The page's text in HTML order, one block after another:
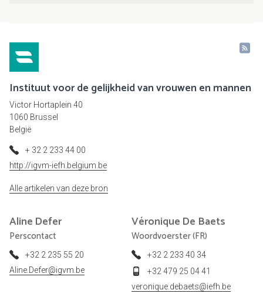
Instituut voor de gelijkheid van vrouwen en mannen
Victor Hortaplein 40
1060 Brussel
België
+ 32 2 233 44 00
http://igvm-iefh.belgium.be
Alle artikelen van deze bron
Aline Defer
Perscontact
+32 2 235 55 20
Aline.Defer@igvm.be
Véronique De Baets
Woordvoerster (FR)
+32 2 233 40 34
+32 479 25 04 41
veronique.debaets@iefh.be